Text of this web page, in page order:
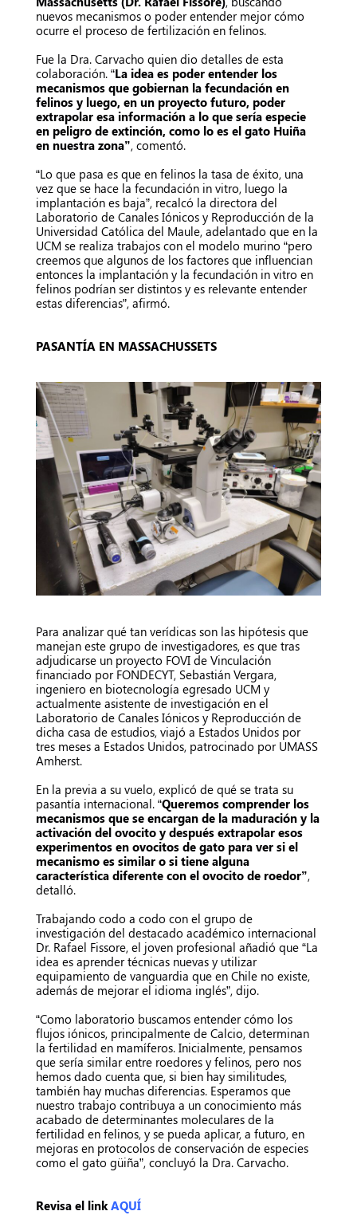
nuevos mecanismos o poder entender mejor cómo
ocurre el proceso de fertilización en felinos.
Fue la Dra. Carvacho quien dio detalles de esta
colaboración. “La idea es poder entender los
mecanismos que gobiernan la fecundación en
felinos y luego, en un proyecto futuro, poder
extrapolar esa información a lo que sería especie
en peligro de extinción, como lo es el gato Huiña
en nuestra zona”, comentó.
“Lo que pasa es que en felinos la tasa de éxito, una
vez que se hace la fecundación in vitro, luego la
implantación es baja”, recalcó la directora del
Laboratorio de Canales Iónicos y Reproducción de la
Universidad Católica del Maule, adelantado que en la
UCM se realiza trabajos con el modelo murino “pero
creemos que algunos de los factores que influencian
entonces la implantación y la fecundación in vitro en
felinos podrían ser distintos y es relevante entender
estas diferencias”, afirmó.
PASANTÍA EN MASSACHUSSETS
Para analizar qué tan verídicas son las hipótesis que
manejan este grupo de investigadores, es que tras
adjudicarse un proyecto FOVI de Vinculación
financiado por FONDECYT, Sebastián Vergara,
ingeniero en biotecnología egresado UCM y
actualmente asistente de investigación en el
Laboratorio de Canales Iónicos y Reproducción de
dicha casa de estudios, viajó a Estados Unidos por
tres meses a Estados Unidos, patrocinado por UMASS
Amherst.
En la previa a su vuelo, explicó de qué se trata su
pasantía internacional. “Queremos comprender los
mecanismos que se encargan de la maduración y la
activación del ovocito y después extrapolar esos
experimentos en ovocitos de gato para ver si el
mecanismo es similar o si tiene alguna
característica diferente con el ovocito de roedor”,
detalló.
Trabajando codo a codo con el grupo de
investigación del destacado académico internacional
Dr. Rafael Fissore, el joven profesional añadió que “La
idea es aprender técnicas nuevas y utilizar
equipamiento de vanguardia que en Chile no existe,
además de mejorar el idioma inglés”, dijo.
“Como laboratorio buscamos entender cómo los
flujos iónicos, principalmente de Calcio, determinan
la fertilidad en mamíferos. Inicialmente, pensamos
que sería similar entre roedores y felinos, pero nos
hemos dado cuenta que, si bien hay similitudes,
también hay muchas diferencias. Esperamos que
nuestro trabajo contribuya a un conocimiento más
acabado de determinantes moleculares de la
fertilidad en felinos, y se pueda aplicar, a futuro, en
mejoras en protocolos de conservación de especies
como el gato güiña”, concluyó la Dra. Carvacho.
Revisa el linkAQUÍ